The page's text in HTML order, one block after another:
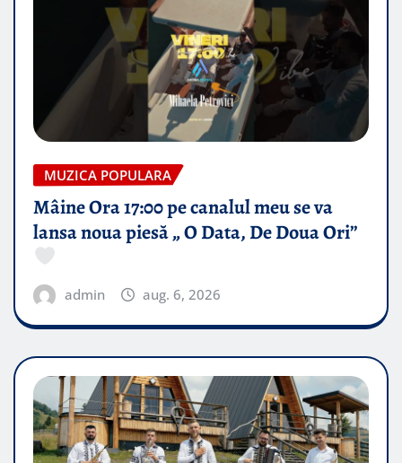
MUZICA POPULARA
Mâine Ora 17:00 pe canalul meu se va
lansa noua piesă „ O Data, De Doua Ori”
admin aug. 6, 2026